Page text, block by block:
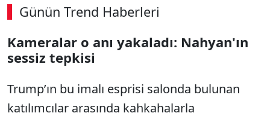
Günün Trend Haberleri
Kameralar o anı yakaladı: Nahyan'ın
sessiz tepkisi
Trump’ın bu imalı esprisi salonda bulunan
katılımcılar arasında kahkahalarla